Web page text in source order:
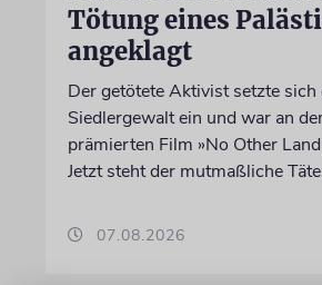
Tötung eines
angeklagt
Der getötete Aktivist setzte sich
Siedlergewalt ein und war an
prämierten Film »No Other
Jetzt steht der mutmaßliche
07.08.2026